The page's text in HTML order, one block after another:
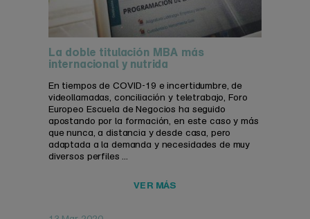
La doble titulación MBA más
internacional y nutrida
En tiempos de COVID-19 e incertidumbre, de
videollamadas, conciliación y teletrabajo, Foro
Europeo Escuela de Negocios ha seguido
apostando por la formación, en este caso y más
que nunca, a distancia y desde casa, pero
adaptada a la demanda y necesidades de muy
diversos perfiles ...
VER MÁS